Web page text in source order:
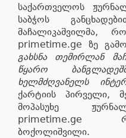
საქართველოს
საბჭოს
მაჩალიკაშვილმა,
primetime.ge ზე
გახსნა თემირლან
წყარო
ხელმძღვანელს
ქარტიის პირველი,
მოპასუხე
primetime.ge
ბოქოლიშვილი.